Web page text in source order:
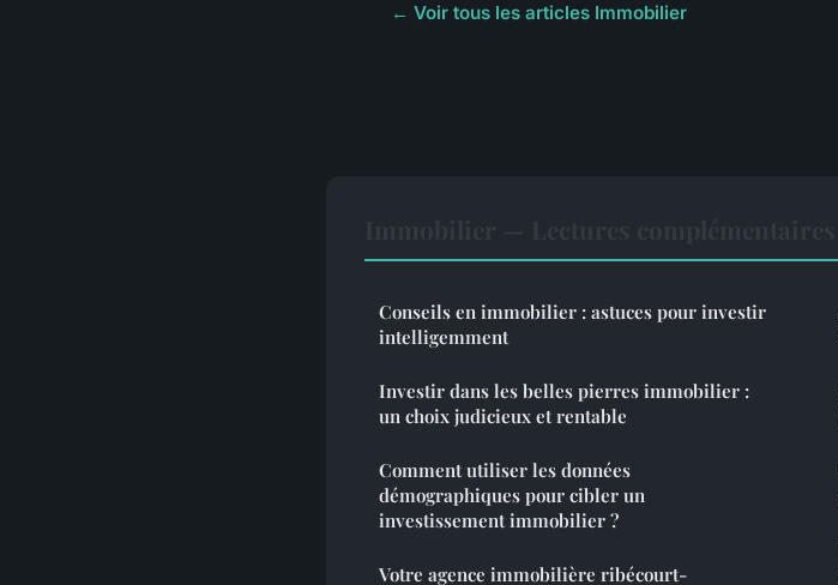
← Voir tous les articles Immobilier
Conseils en immobilier : astuces pour investir
intelligemment
Investir dans les belles pierres immobilier :
un choix judicieux et rentable
Comment utiliser les données
démographiques pour cibler un
investissement immobilier ?
Votre agence immobilière ribécourt-